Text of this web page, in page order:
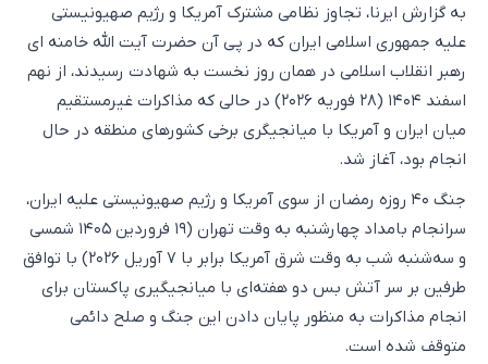
به گزارش ایرنا، تجاوز نظامی مشترک آمریکا و رژیم صهیونیستی
علیه جمهوری اسلامی ایران که در پی آن حضرت آیت الله خامنه ای
رهبر انقلاب اسلامی در همان روز نخست به شهادت رسیدند، از نهم
اسفند ۱۴۰۴ (۲۸ فوریه ۲۰۲۶) در حالی که مذاکرات غیرمستقیم
میان ایران و آمریکا با میانجیگری برخی کشورهای منطقه در حال
انجام بود، آغاز شد.
جنگ ۴۰ روزه رمضان از سوی آمریکا و رژیم صهیونیستی علیه ایران،
سرانجام بامداد چهارشنبه به وقت تهران (۱۹ فروردین ۱۴۰۵ شمسی
و سه‌شنبه شب به وقت شرق آمریکا برابر با ۷ آوریل ۲۰۲۶) با توافق
طرفین بر سر آتش بس دو هفته‌ای با میانجیگیری پاکستان برای
انجام مذاکرات به منظور پایان دادن این جنگ و صلح دائمی
متوقف شده است.